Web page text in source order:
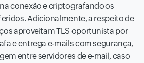
conexão e criptografando os
Adicionalmente, a respeito de
aproveitam TLS oportunista por
e entrega e-mails com segurança,
entre servidores de e-mail, caso